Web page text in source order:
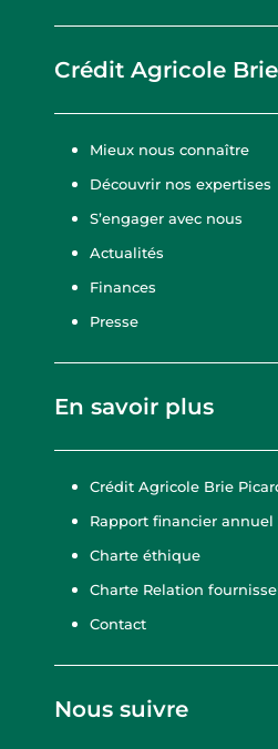
Crédit Agricole
Mieux nous connaître
Découvrir nos expertises
S’engager avec nous
Actualités
Finances
Presse
En savoir plus
Crédit Agricole Brie
Rapport financier annuel
Charte éthique
Charte Relation
Contact
Nous suivre